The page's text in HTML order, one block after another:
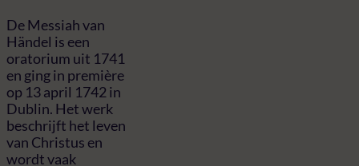
De Messiah van
Händel is een
oratorium uit 1741
en ging in première
op 13 april 1742 in
Dublin. Het werk
beschrijft het leven
van Christus en
wordt vaak